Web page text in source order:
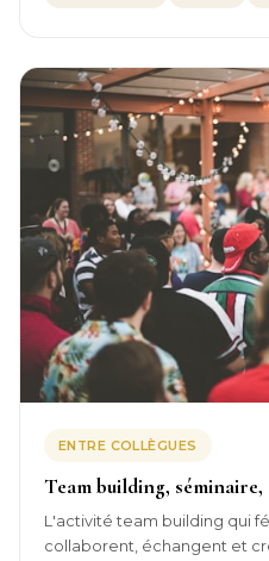
ENTRE COLLÈGUES
Team building,
L'activité team building qui
collaborent, échangent et